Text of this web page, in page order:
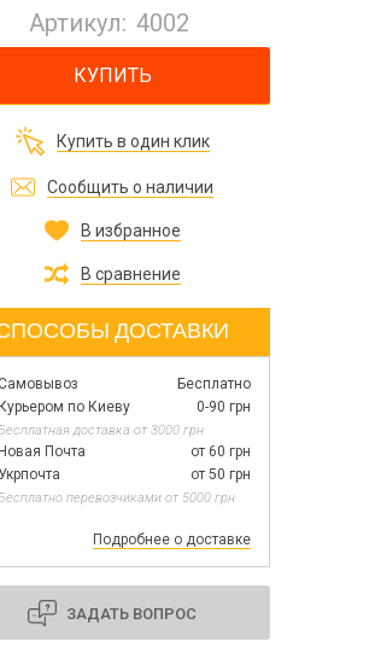
отдушки
ароматизаторы
духов
и аромадифузоров
косметики оптом
жидкие и баттеры оптом
скраба
мыла
День защитников и защитниц
Артикул: 4002
КУПИТЬ
Купить в один клик
Сообщить о наличии
В избранное
В сравнение
ДОСТАВКИ
Самовывоз
Бесплатно
Курьером по Киеву
0-90 грн
доставка от 3000 грн
Новая Почта
от 60 грн
Укрпочта
от 50 грн
перевозчиками от 5000 грн
Подробнее о доставке
ЗАДАТЬ ВОПРОС